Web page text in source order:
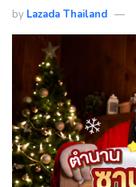
by Lazada Thailand